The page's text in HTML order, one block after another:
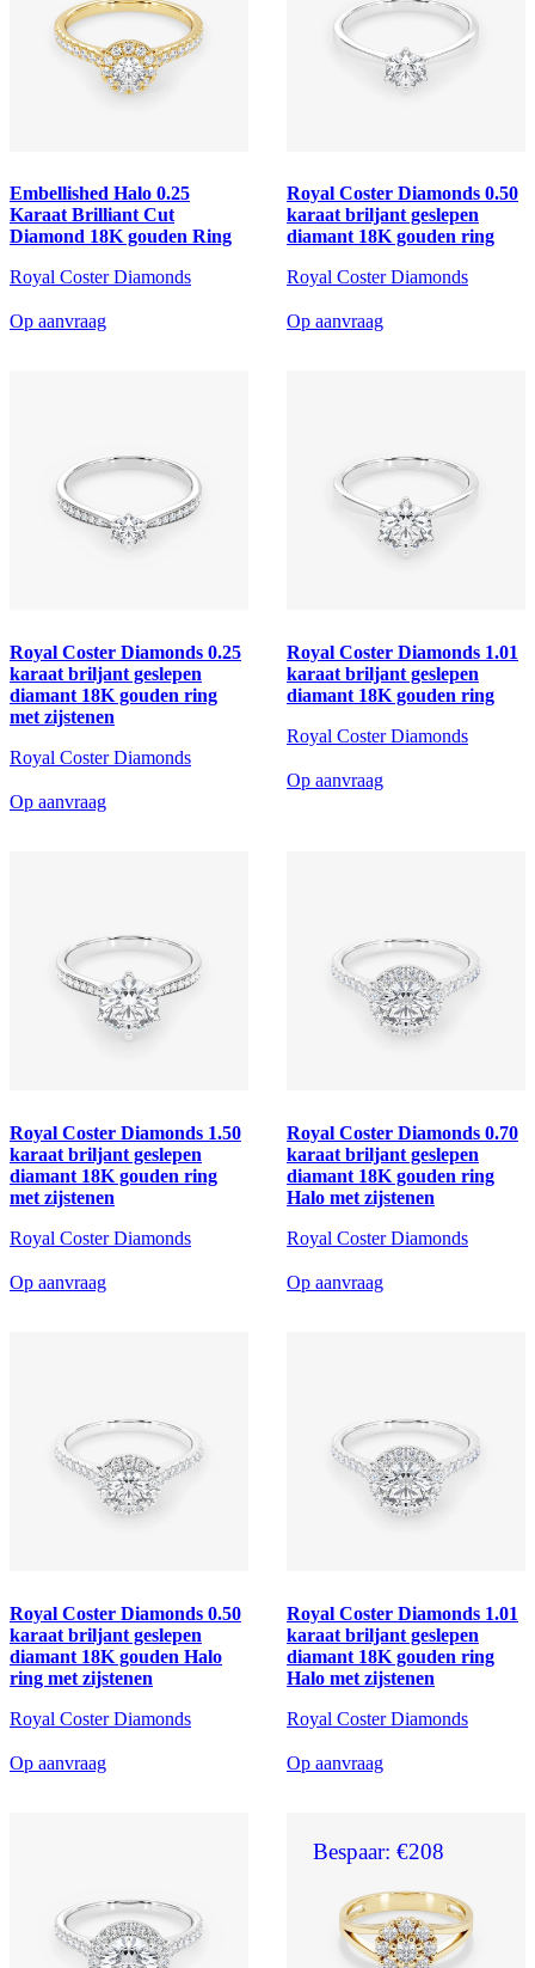
Embellished Halo 0.25
Karaat Brilliant Cut
Diamond 18K gouden Ring
Royal Coster Diamonds
Op aanvraag
Royal Coster Diamonds 0.50
karaat briljant geslepen
diamant 18K gouden ring
Royal Coster Diamonds
Op aanvraag
Royal Coster Diamonds 0.25
karaat briljant geslepen
diamant 18K gouden ring
met zijstenen
Royal Coster Diamonds
Op aanvraag
Royal Coster Diamonds 1.01
karaat briljant geslepen
diamant 18K gouden ring
Royal Coster Diamonds
Op aanvraag
Royal Coster Diamonds 1.50
karaat briljant geslepen
diamant 18K gouden ring
met zijstenen
Royal Coster Diamonds
Op aanvraag
Royal Coster Diamonds 0.70
karaat briljant geslepen
diamant 18K gouden ring
Halo met zijstenen
Royal Coster Diamonds
Op aanvraag
Royal Coster Diamonds 0.50
karaat briljant geslepen
diamant 18K gouden Halo
ring met zijstenen
Royal Coster Diamonds
Op aanvraag
Royal Coster Diamonds 1.01
karaat briljant geslepen
diamant 18K gouden ring
Halo met zijstenen
Royal Coster Diamonds
Op aanvraag
Bespaar: €208